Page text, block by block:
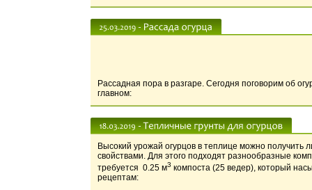
Рассадная пора в разгаре. Сегодня поговорим об
главном:
Высокий урожай огурцов в теплице можно получить
свойствами. Для этого подходят разнообразные
требуется 0.25 м3 компоста (25 ведер), который
рецептам: